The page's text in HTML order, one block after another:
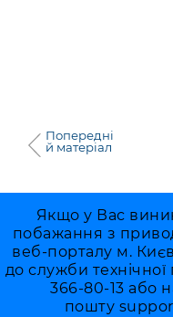
Попередні
й матеріал
Якщо у Вас
побажання з
веб-порталу м.
до служби
366-80-13 або
пошту